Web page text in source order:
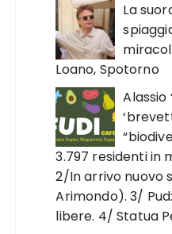
La
Loano, Spotorno
Alassio
3.797 residenti in
2/In arrivo nuovo
Arimondo). 3/
libere. 4/ Statua